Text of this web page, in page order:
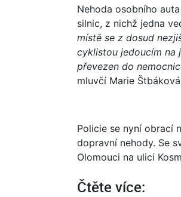
Nehoda osobního
silnic, z nichž jedna
místě se z dosud
cyklistou jedoucím na
převezen do
mluvčí Marie
Policie se nyní obrací
dopravní nehody. Se
Olomouci na ulici
Čtěte více: